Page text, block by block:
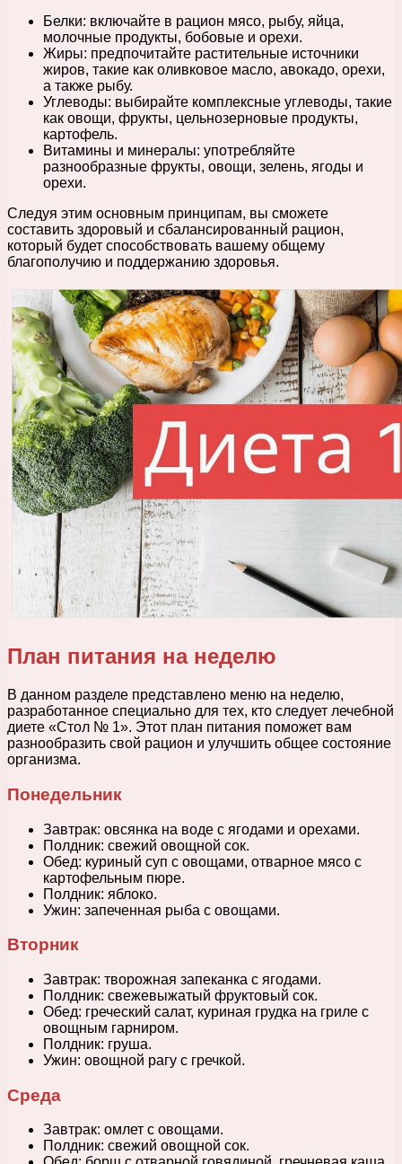
Белки: включайте в рацион мясо, рыбу, яйца,
молочные продукты, бобовые и орехи.
Жиры: предпочитайте растительные источники
жиров, такие как оливковое масло, авокадо, орехи,
а также рыбу.
Углеводы: выбирайте комплексные углеводы, такие
как овощи, фрукты, цельнозерновые продукты,
картофель.
Витамины и минералы: употребляйте
разнообразные фрукты, овощи, зелень, ягоды и
орехи.
Следуя этим основным принципам, вы сможете
составить здоровый и сбалансированный рацион,
который будет способствовать вашему общему
благополучию и поддержанию здоровья.
План питания на неделю
В данном разделе представлено меню на неделю,
разработанное специально для тех, кто следует лечебной
диете «Стол № 1». Этот план питания поможет вам
разнообразить свой рацион и улучшить общее состояние
организма.
Понедельник
Завтрак: овсянка на воде с ягодами и орехами.
Полдник: свежий овощной сок.
Обед: куриный суп с овощами, отварное мясо с
картофельным пюре.
Полдник: яблоко.
Ужин: запеченная рыба с овощами.
Вторник
Завтрак: творожная запеканка с ягодами.
Полдник: свежевыжатый фруктовый сок.
Обед: греческий салат, куриная грудка на гриле с
овощным гарниром.
Полдник: груша.
Ужин: овощной рагу с гречкой.
Среда
Завтрак: омлет с овощами.
Полдник: свежий овощной сок.